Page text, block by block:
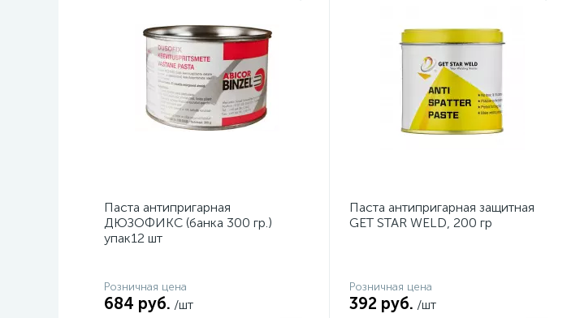
Паста антипригарная
ДЮЗОФИКС (банка 300 гр.)
упак12 шт
Розничная цена
684 руб. /шт
Паста антипригарная защитная
GET STAR WELD, 200 гр
Розничная цена
392 руб. /шт